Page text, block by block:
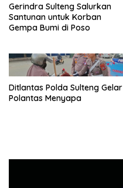
Gerindra Sulteng Salurkan
Santunan untuk Korban
Gempa Bumi di Poso
Ditlantas Polda Sulteng Gelar
Polantas Menyapa